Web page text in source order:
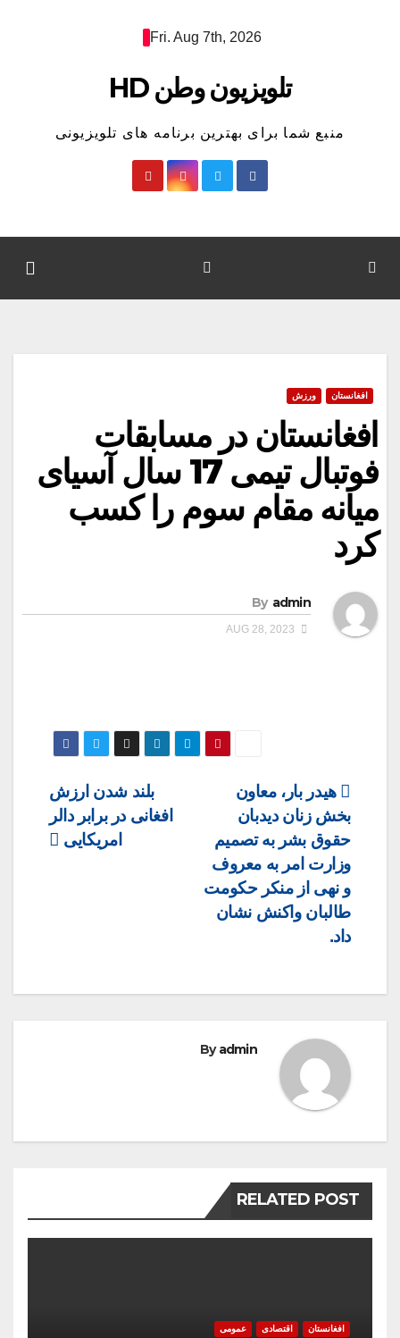
Fri. Aug 7th, 2026
تلویزیون وطن HD
منبع شما برای بهترین برنامه های تلویزیونی
افغانستان ورزش
افغانستان در مسابقات
فوتبال تیمی 17 سال آسیای
میانه مقام سوم را کسب
کرد
By admin
Post
navigation
بلند شدن ارزش
افغانی در برابر دالر
امریکایی
هیدر بار، معاون
بخش زنان دیدبان
حقوق بشر به تصمیم
وزارت امر به معروف
و نهی از منکر حکومت
طالبان واکنش نشان
داد.
Byadmin
RELATED POST
افغانستان اقتصادی عمومی